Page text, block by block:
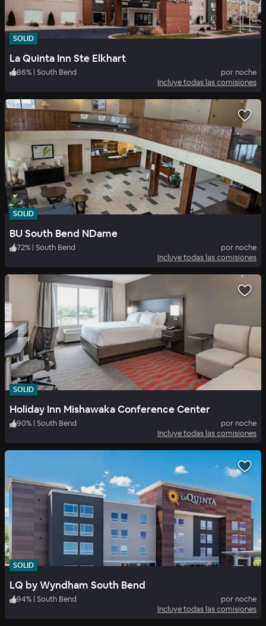
SOLID
La Quinta Inn Ste Elkhart
86% | South Bend
por noche
Incluye todas las comisiones
SOLID
BU South Bend NDame
72% South Bend
por noche
Incluye todas las comisiones
SOLID
Holiday Inn Mishawaka Conference Center
90% | South Bend
por noche
Incluye todas las comisiones
SOLID
LQ by Wyndham South Bend
94% | South Bend
por noche
Incluye todas las comisiones